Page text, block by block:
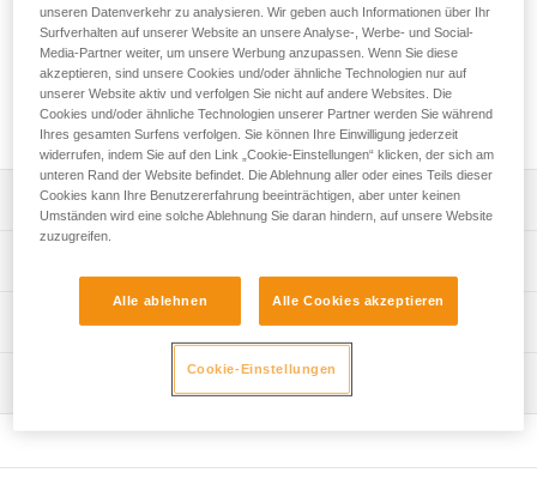
Reihe. Erhältlich in europäischer und internationaler
Ausführung.
Fordern dieses Teil bei Kundenservice
Leistungsverzeichnis
Referenz C083EA00 (5er-Pack), kompatibel mit:
- ASTRO BOD FAST europäische Ausführung (C083AAxx),
der zwischen 2018 und 2025 im Handel erhältlich war.
- ASTRO SIT FAST (C085AAxx), der zwischen 2018 und
2025 im Handel erhältlich war.
- ASTRO europäische Ausführung (C083ABxx), der seit
Zugrundeliegende Spezifikationen
Referenz : C083EA00
Verpackung : 5
Technische Informationen
Gebrauchsanleitung
unseren Datenverkehr zu analysieren. Wir geben auch Informationen über Ihr
Surfverhalten auf unserer Website an unsere Analyse-, Werbe- und Social-
Media-Partner weiter, um unsere Werbung anzupassen. Wenn Sie diese
akzeptieren, sind unsere Cookies und/oder ähnliche Technologien nur auf
unserer Website aktiv und verfolgen Sie nicht auf andere Websites. Die
Cookies und/oder ähnliche Technologien unserer Partner werden Sie während
Ihres gesamten Surfens verfolgen. Sie können Ihre Einwilligung jederzeit
widerrufen, indem Sie auf den Link „Cookie-Einstellungen“ klicken, der sich am
unteren Rand der Website befindet. Die Ablehnung aller oder eines Teils dieser
Cookies kann Ihre Benutzererfahrung beeinträchtigen, aber unter keinen
Umständen wird eine solche Ablehnung Sie daran hindern, auf unsere Website
zuzugreifen.
Alle ablehnen Alle Cookies akzeptieren
Cookie-Einstellungen